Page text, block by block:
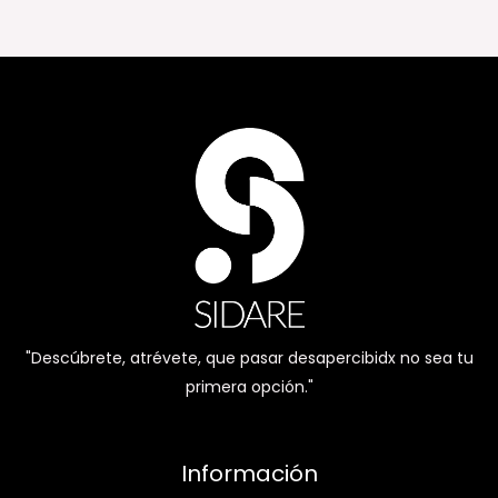
"Descúbrete, atrévete, que pasar desapercibidx no sea tu
primera opción."
Información